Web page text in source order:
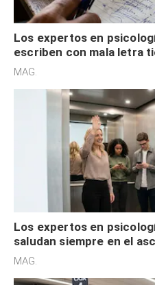
Los expertos en
escriben con mala letra
acelerado y no lo hacen
MAG.
Los expertos en
saludan siempre en el
defensiva y tienen
MAG.